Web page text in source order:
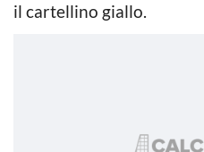
il cartellino giallo.